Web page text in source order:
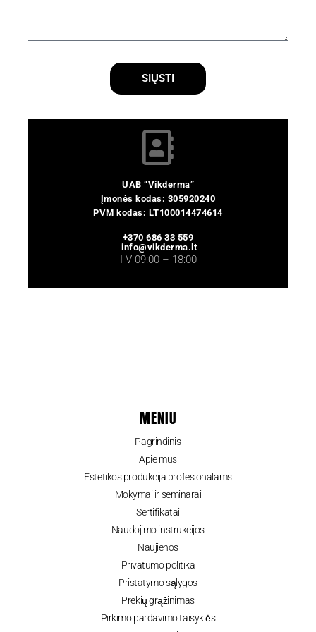
SIŲSTI
UAB “Vikderma”
Įmonės kodas: 305920240
PVM kodas: LT100014474614
+370 686 33 559
info@vikderma.lt
I-V 09:00 – 18:00
MENIU
Pagrindinis
Apie mus
Estetikos produkcija profesionalams
Mokymai ir seminarai
Sertifikatai
Naudojimo instrukcijos
Naujienos
Privatumo politika
Pristatymo sąlygos
Prekių grąžinimas
Pirkimo pardavimo taisyklės